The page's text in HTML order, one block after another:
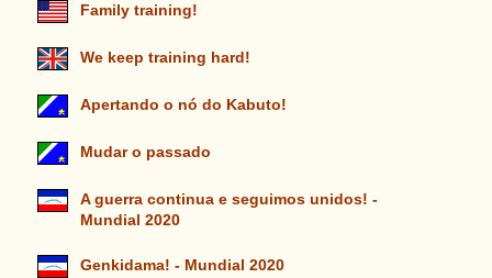
Family training!
We keep training hard!
Apertando o nó do Kabuto!
Mudar o passado
A guerra continua e seguimos unidos! -
Mundial 2020
Genkidama! - Mundial 2020